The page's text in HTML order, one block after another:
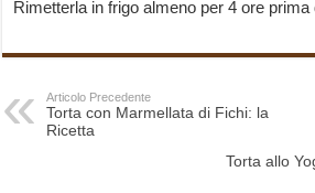
Rimetterla in frigo almeno per 4 ore
Articolo Precedente
Torta con Marmellata di Fichi: la
Ricetta
Torta allo